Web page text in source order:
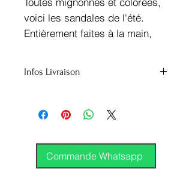
voici les sandales de l'été.
Entièrement faites à la main,
Infos Livraison
Envoi groupé (Montréal)
Envoi GP régulier
Covoyagement
DHL
GPCommande Whatsapp